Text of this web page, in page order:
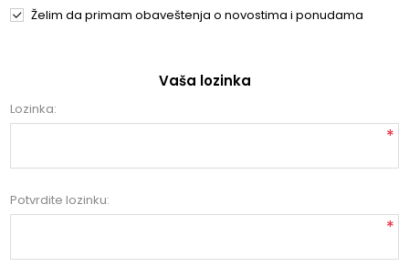
Želim da primam obaveštenja o novostima i ponudama
Vaša lozinka
Lozinka:
*
Potvrdite lozinku:
*